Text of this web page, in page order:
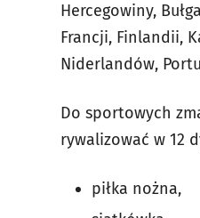
Hercegowiny,
Francji, Finlandii,
Niderlandów,
Do sportowych
rywalizować w 12
piłka nożna,